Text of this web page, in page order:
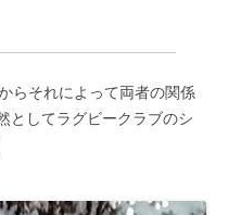
らそれによって両者の関係
としてラグビークラブのシ